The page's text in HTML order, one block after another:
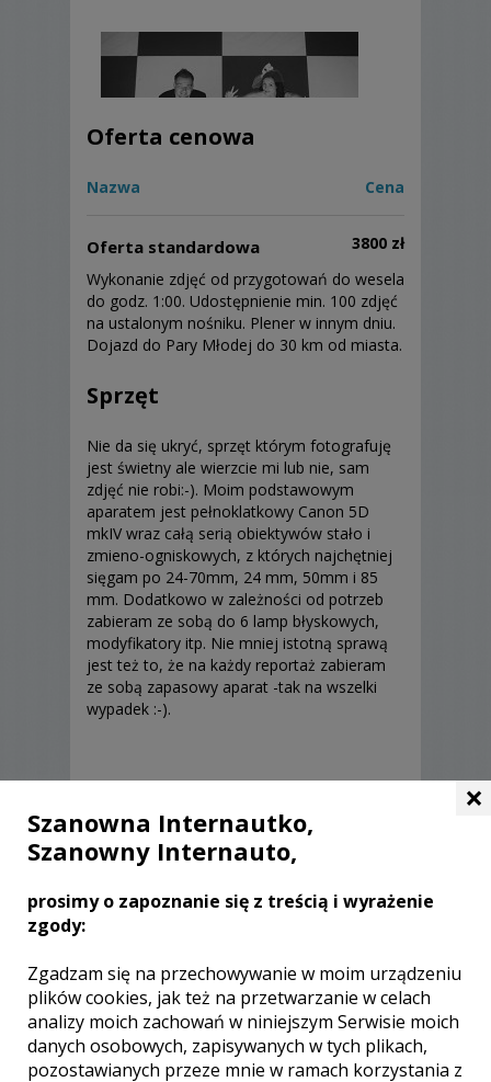
Oferta cenowa
Nazwa Cena
Oferta standardowa
3800 zł
Wykonanie zdjęć od przygotowań do wesela
do godz. 1:00. Udostępnienie min. 100 zdjęć
na ustalonym nośniku. Plener w innym dniu.
Dojazd do Pary Młodej do 30 km od miasta.
Sprzęt
Nie da się ukryć, sprzęt którym fotografuję
jest świetny ale wierzcie mi lub nie, sam
zdjęć nie robi:-). Moim podstawowym
aparatem jest pełnoklatkowy Canon 5D
mkIV wraz całą serią obiektywów stało i
zmieno-ogniskowych, z których najchętniej
sięgam po 24-70mm, 24 mm, 50mm i 85
mm. Dodatkowo w zależności od potrzeb
zabieram ze sobą do 6 lamp błyskowych,
modyfikatory itp. Nie mniej istotną sprawą
jest też to, że na każdy reportaż zabieram
ze sobą zapasowy aparat -tak na wszelki
wypadek :-).
Ocena:5,00 /5
×
Szanowna Internautko,
Szanowny Internauto,
prosimy o zapoznanie się z treścią i wyrażenie
zgody:
Zgadzam się na przechowywanie w moim urządzeniu
plików cookies, jak też na przetwarzanie w celach
analizy moich zachowań w niniejszym Serwisie moich
danych osobowych, zapisywanych w tych plikach,
pozostawianych przeze mnie w ramach korzystania z